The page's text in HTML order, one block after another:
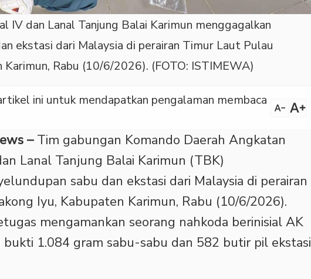
IV dan Lanal Tanjung Balai Karimun menggagalkan
ekstasi dari Malaysia di perairan Timur Laut Pulau
Karimun, Rabu (10/6/2026). (FOTO: ISTIMEWA)
ini untuk mendapatkan pengalaman membaca text_decrease text_increase
– Tim gabungan Komando Daerah Angkatan
Lanal Tanjung Balai Karimun (TBK)
sabu dan ekstasi dari Malaysia di perairan
Iyu, Kabupaten Karimun, Rabu (10/6/2026).
mengamankan seorang nahkoda berinisial AK
1.084 gram sabu-sabu dan 582 butir pil ekstasi